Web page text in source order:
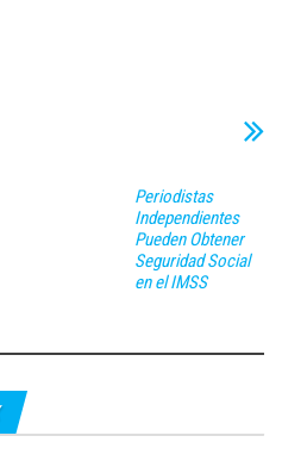
Periodistas
Independientes
Pueden Obtener
Seguridad Social
en el IMSS